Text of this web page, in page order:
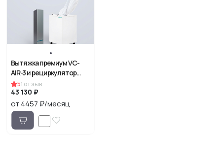
Вытяжка премиум VC-
AIR-3 и рециркулятор
воздуха
51 отзыв
43 130 ₽
от 4457 ₽/месяц